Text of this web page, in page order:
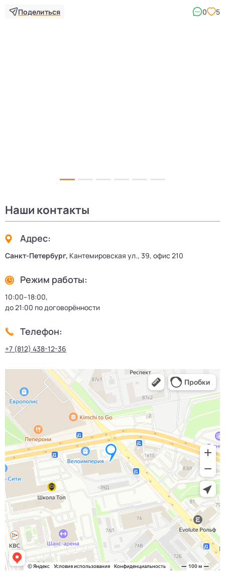
Поделиться 0 5
Наши контакты
Адрес:
Санкт-Петербург, Кантемировская ул., 39, офис 210
Режим работы:
10:00–18:00,
до 21:00 по договорённости
Телефон:
+7 (812) 438-12-36